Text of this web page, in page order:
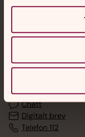
Akut samtals- och
Chatt
Digitalt brev
Telefon 112